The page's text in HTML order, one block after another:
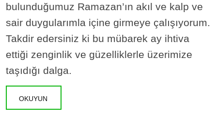
bulunduğumuz Ramazan’ın akıl ve kalp ve
sair duygularımla içine girmeye çalışıyorum.
Takdir edersiniz ki bu mübarek ay ihtiva
ettiği zenginlik ve güzelliklerle üzerimize
taşıdığı dalga.
OKUYUN